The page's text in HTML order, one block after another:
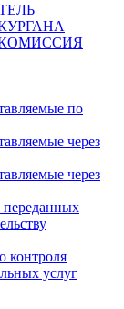
по
через
через
переданных
контроля
услуг